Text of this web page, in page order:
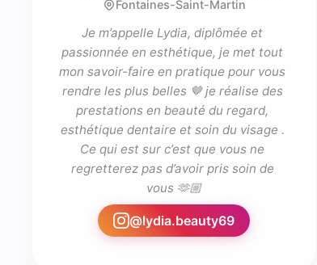
Fontaines-Saint-Martin
Je m’appelle Lydia, diplômée et
passionnée en esthétique, je met tout
mon savoir-faire en pratique pour vous
rendre les plus belles 🤎 je réalise des
prestations en beauté du regard,
esthétique dentaire et soin du visage .
Ce qui est sur c’est que vous ne
regretterez pas d’avoir pris soin de
vous 🫶🏼
@lydia.beauty69